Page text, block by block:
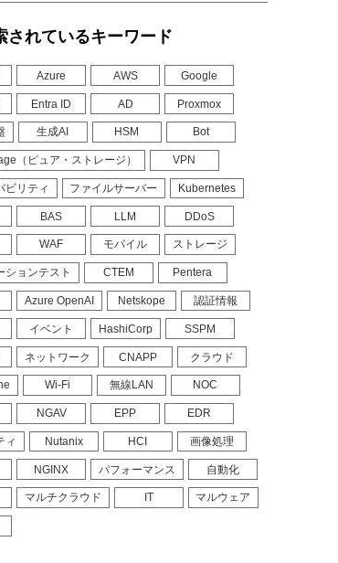
されているキーワード
Azure AWS Google
Entra ID AD Proxmox
生成AI HSM Bot
（ピュア・ストレージ） VPN
ビリティ ファイルサーバー Kubernetes
BAS LLM DDoS
WAF モバイル ストレージ
ションテスト CTEM Pentera
Azure OpenAI Netskope 認証情報
イベント HashiCorp SSPM
ネットワーク CNAPP クラウド
Wi-Fi 無線LAN NOC
NGAV EPP EDR
ィ Nutanix HCI 画像処理
NGINX パフォーマンス 自動化
マルチクラウド IT マルウェア